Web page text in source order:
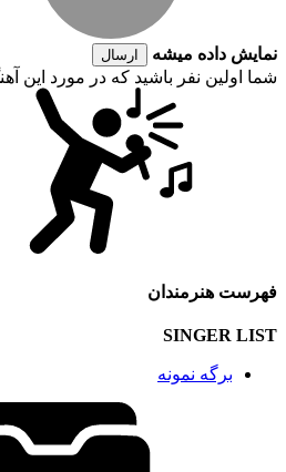
نمایش داده میشه
ارسال
شما اولین نفر باشید که در مورد این
فهرست هنرمندان
SINGER LIST
برگه نمونه